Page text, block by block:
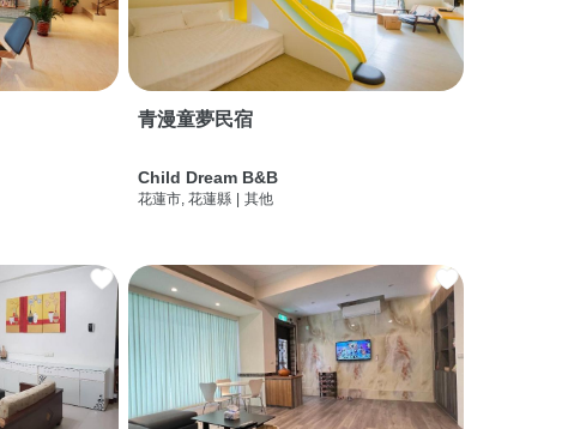
青漫童夢民宿
Child Dream B&B
花蓮市, 花蓮縣 | 其他